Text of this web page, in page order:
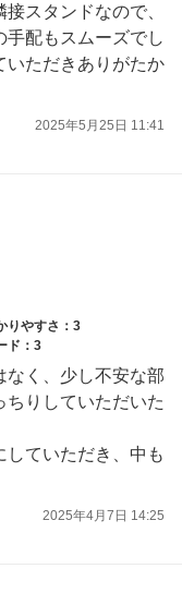
スタンドなので、
配もスムーズでし
いただきありがたか
2025年5月25日 11:41
りやすさ：3
ド：3
なく、少し不安な部
りしていただいた
していただき、中も
2025年4月7日 14:25